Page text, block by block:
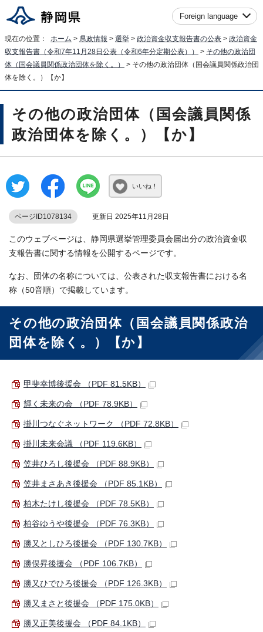
Foreign language
現在の位置： ホーム > 県政情報 > 選挙 > 政治資金収支報告書の公表 > 政治資金
収支報告書（令和7年11月28日公表（令和6年分定期公表））
> その他の政治団
体（国会議員関係政治団体を除く。）
> その他の政治団体（国会議員関係政治団
体を除く。）【か】
その他の政治団体（国会議員関係
政治団体を除く。）【か】
いいね！
ページID1078134 更新日 2025年11月28日
このウェブページは、静岡県選挙管理委員会届出分の政治資金収
支報告書に関する情報を公開するページです。
なお、団体の名称については、公表された収支報告書における名
称（50音順）で掲載しています。
その他の政治団体（国会議員関係政治
団体を除く。）【か】
甲斐幸博後援会 （PDF 81.5KB）
輝く未来の会 （PDF 78.9KB）
掛川つなぐネットワーク （PDF 72.8KB）
掛川未来会議 （PDF 119.6KB）
笠井ひろし後援会 （PDF 88.9KB）
笠井まさあき後援会 （PDF 85.1KB）
柏木たけし後援会 （PDF 78.5KB）
柏谷ゆうや後援会 （PDF 76.3KB）
勝又としひろ後援会 （PDF 130.7KB）
勝俣昇後援会 （PDF 106.7KB）
勝又ひでひろ後援会 （PDF 126.3KB）
勝又まさと後援会 （PDF 175.0KB）
勝又正美後援会 （PDF 84.1KB）